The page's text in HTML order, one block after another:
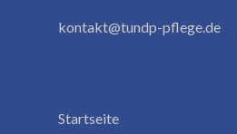
kontakt@tundp-pflege.de
Startseite